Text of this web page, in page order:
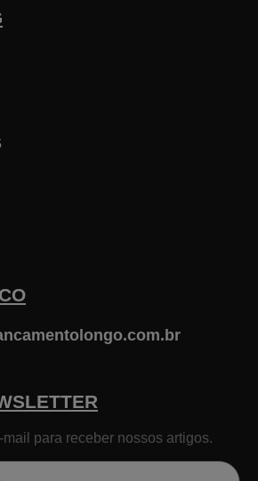
para receber nossos artigos.